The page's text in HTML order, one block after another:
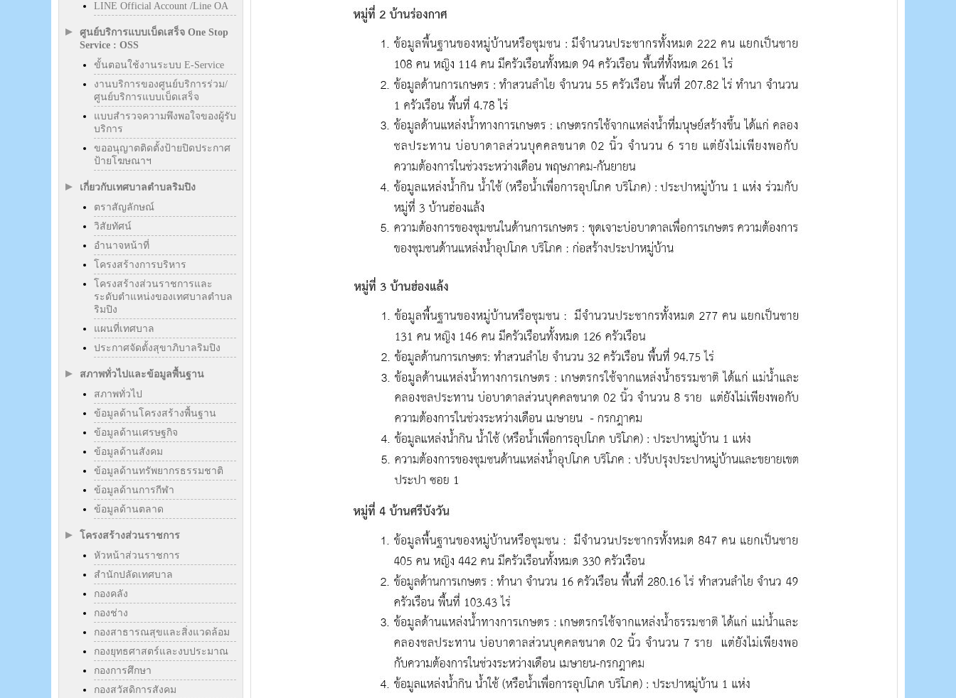
LINE Official Account /Line OA
ศูนย์บริการแบบเบ็ดเสร็จ One Stop
Service : OSS
ขั้นตอนใช้งานระบบ E-Service
งานบริการของศูนย์บริการร่วม/
ศูนย์บริการแบบเบ็ดเสร็จ
แบบสำรวจความพึงพอใจของผู้รับ
บริการ
ขออนุญาตติดตั้งป้ายปิดประกาศ
ป้ายโฆษณาฯ
เกี่ยวกับเทศบาลตำบลริมปิง
ตราสัญลักษณ์
วิสัยทัศน์
อำนาจหน้าที่
โครงสร้างการบริหาร
โครงสร้างส่วนราชการและ
ระดับตำแหน่งของเทศบาลตำบล
ริมปิง
แผนที่เทศบาล
ประกาศจัดตั้งสุขาภิบาลริมปิง
สภาพทั่วไปและข้อมูลพื้นฐาน
สภาพทั่วไป
ข้อมูลด้านโครงสร้างพื้นฐาน
ข้อมูลด้านเศรษฐกิจ
ข้อมูลด้านสังคม
ข้อมูลด้านทรัพยากรธรรมชาติ
ข้อมูลด้านการกีฬา
ข้อมูลด้านตลาด
โครงสร้างส่วนราชการ
หัวหน้าส่วนราชการ
สำนักปลัดเทศบาล
กองคลัง
กองช่าง
กองสาธารณสุขและสิ่งแวดล้อม
กองยุทธศาสตร์และงบประมาณ
กองการศึกษา
กองสวัสดิการสังคม